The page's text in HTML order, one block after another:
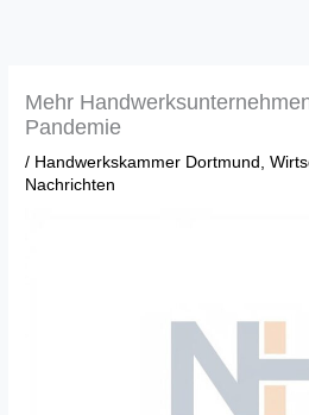
Mehr
Pandemie
/ Handwerkskammer Dortmund ,
Nachrichten